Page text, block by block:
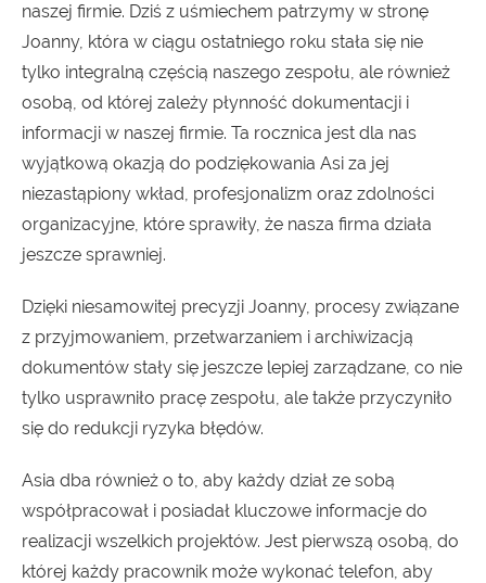
naszej firmie. Dziś z uśmiechem patrzymy w stronę
Joanny, która w ciągu ostatniego roku stała się nie
tylko integralną częścią naszego zespołu, ale również
osobą, od której zależy płynność dokumentacji i
informacji w naszej firmie. Ta rocznica jest dla nas
wyjątkową okazją do podziękowania Asi za jej
niezastąpiony wkład, profesjonalizm oraz zdolności
organizacyjne, które sprawiły, że nasza firma działa
jeszcze sprawniej.
Dzięki niesamowitej precyzji Joanny, procesy związane
z przyjmowaniem, przetwarzaniem i archiwizacją
dokumentów stały się jeszcze lepiej zarządzane, co nie
tylko usprawniło pracę zespołu, ale także przyczyniło
się do redukcji ryzyka błędów.
Asia dba również o to, aby każdy dział ze sobą
współpracował i posiadał kluczowe informacje do
realizacji wszelkich projektów. Jest pierwszą osobą, do
której każdy pracownik może wykonać telefon, aby